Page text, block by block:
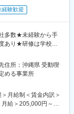
として、候補者様
が60.2％！互いを称
特徴です！
います。全社の
て頂きます！
経験歓迎
多数★未経験から手
あり★研修は学校形
）】
のスケジュール・コ
いただくため、工事
住所：沖縄県 受動喫
める事業所
月給制＜賃金内訳＞
給＞205,000円～